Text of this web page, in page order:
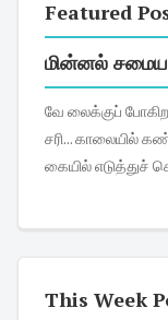
Featured
மின்னல்
வே லைக்குப் போகிறவர்களானாலும் சரி, இல்லத்தரசிகளானாலும்
சரி... காலையில் கண்
கையில் எடுத்துச்
This Week